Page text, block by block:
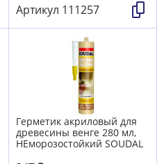
Артикул 111257
Герметик акриловый для
древесины венге 280 мл,
НЕморозостойкий SOUDAL